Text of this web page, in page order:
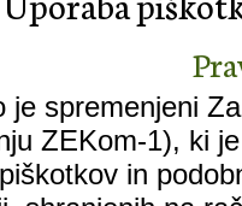
je spremenjeni
ZEKom-1), ki
in